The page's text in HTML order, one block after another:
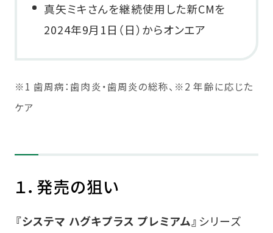
真矢ミキさんを継続使用した新CMを
2024年9月1日（日）からオンエア
※1 歯周病：歯肉炎・歯周炎の総称、※2 年齢に応じた
ケア
１．発売の狙い
『システマ ハグキプラス プレミアム』 シリーズ